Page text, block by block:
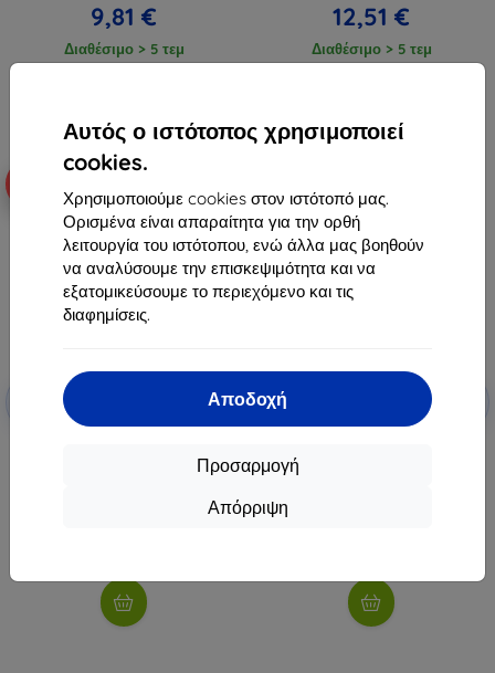
Αυτός ο ιστότοπος χρησιμοποιεί
cookies.
Χρησιμοποιούμε cookies στον ιστότοπό μας.
Ορισμένα είναι απαραίτητα για την ορθή
λειτουργία του ιστότοπου, ενώ άλλα μας βοηθούν
να αναλύσουμε την επισκεψιμότητα και να
εξατομικεύσουμε το περιεχόμενο και τις
διαφημίσεις.
Αποδοχή
Προσαρμογή
Απόρριψη
9,81 €
Διαθέσιμο > 5 τεμ
12,51 €
Διαθέσιμο > 5 τεμ
Έκπτωση
κουπόνι
EXTRA10
Pro, διαφανής (57983131017)
-10% EXTRA10
smartphone Xiaomi 17T Pro